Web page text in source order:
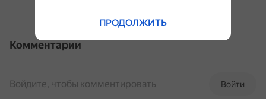
Комментарии
Войти
Войдите, чтобы комментировать
ПРОДОЛЖИТЬ